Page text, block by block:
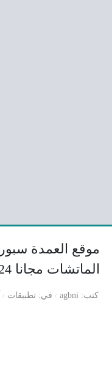
الماتشات مجانا 2024 بجودة عالية
كتب agbni في تطبيقات